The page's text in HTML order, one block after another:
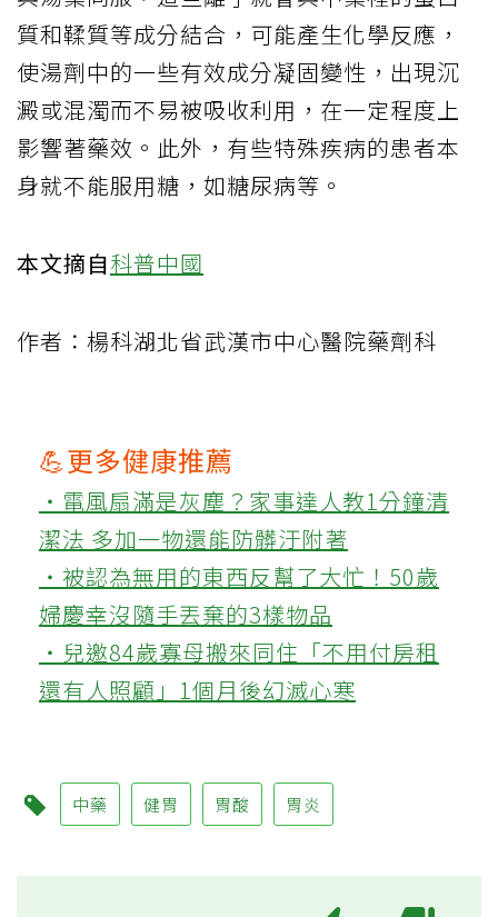
質和鞣質等成分結合，可能產生化學反應，
使湯劑中的一些有效成分凝固變性，出現沉
澱或混濁而不易被吸收利用，在一定程度上
影響著藥效。此外，有些特殊疾病的患者本
身就不能服用糖，如糖尿病等。
本文摘自科普中國
作者：楊科湖北省武漢市中心醫院藥劑科
💪更多健康推薦
‧電風扇滿是灰塵？家事達人教1分鐘清
潔法 多加一物還能防髒汙附著
‧被認為無用的東西反幫了大忙！50歲
婦慶幸沒隨手丟棄的3樣物品
‧兒邀84歲寡母搬來同住「不用付房租
還有人照顧」1個月後幻滅心寒
中藥 健胃 胃酸 胃炎